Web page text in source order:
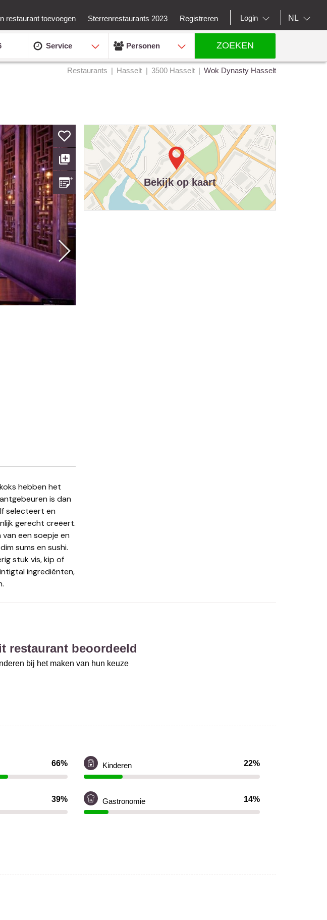
restaurant toevoegen Sterrenrestaurants 2023 Registreren Login NL
Service Personen ZOEKEN
Restaurants Hasselt 3500 Hasselt Wok Dynasty Hasselt
is dan
selecteert en
gerecht creëert.
een soepje en
sums en sushi.
stuk vis, kip of
ingrediënten,
Bekijk op kaart
restaurant beoordeeld
bij het maken van hun keuze
66% Kinderen 22%
39% Gastronomie 14%